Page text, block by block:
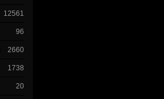
12561
96
2660
1738
20